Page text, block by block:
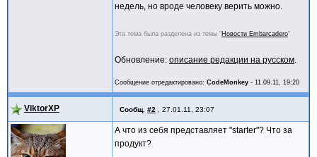
недель, но вроде человеку верить можно.
Эта тема была разделена из темы "Новости Embarcadero"
Обновление: описание редакции на русском
Сообщение отредактировано: CodeMonkey - 11.09.11, 19:20
ViktorXP Сообщ. #2 27.01.11, 23:07
А что из себя представляет "starter"? Что за
продукт?